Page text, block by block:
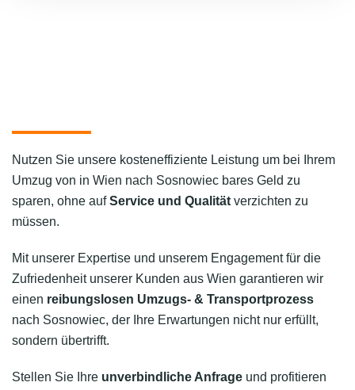
Nutzen Sie unsere kosteneffiziente Leistung um bei Ihrem
Umzug von in Wien nach Sosnowiec bares Geld zu
sparen, ohne aufService und Qualität verzichten zu
müssen.
Mit unserer Expertise und unserem Engagement für die
Zufriedenheit unserer Kunden aus Wien garantieren wir
einen reibungslosen Umzugs- & Transportprozess
nach Sosnowiec, der Ihre Erwartungen nicht nur erfüllt,
sondern übertrifft.
Stellen Sie Ihre unverbindliche Anfrage und profitieren